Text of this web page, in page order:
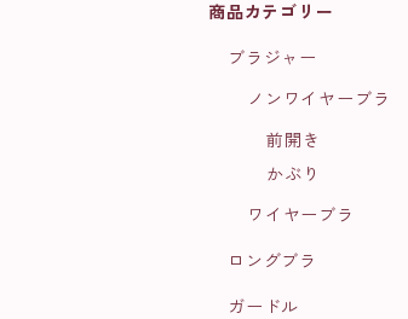
商品カテゴリー
ブラジャー
ノンワイヤーブラ
前開き
かぶり
ワイヤーブラ
ロングブラ
ガードル